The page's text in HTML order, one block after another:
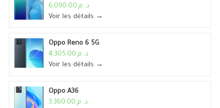
د. م.6,090.00
Voir les détails →
Oppo Reno 6 5G
د. م.4,305.00
Voir les détails →
Oppo A36
د. م.3,360.00